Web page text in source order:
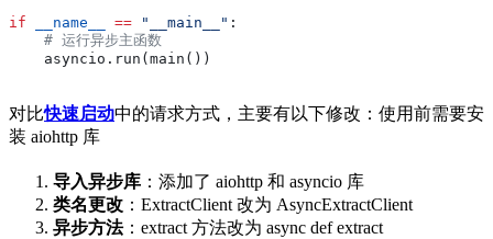
if __name__ == "__main__" :
    # 运行异步主函数
    asyncio.run(main())
对比快速启动中的请求方式，主要有以下修改：使用前需要安
装 aiohttp 库
导入异步库 ：添加了 aiohttp 和 asyncio 库
类名更改 ：ExtractClient 改为 AsyncExtractClient
异步方法：extract 方法改为 async def extract